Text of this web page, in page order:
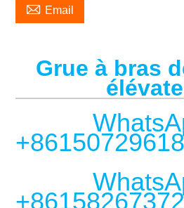
 Email
Grue à bras